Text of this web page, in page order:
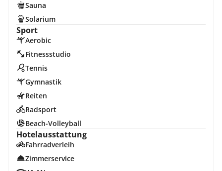
Sauna
Solarium
Sport
Aerobic
Fitnessstudio
Tennis
Gymnastik
Reiten
Radsport
Beach-Volleyball
Hotelausstattung
Fahrradverleih
Zimmerservice